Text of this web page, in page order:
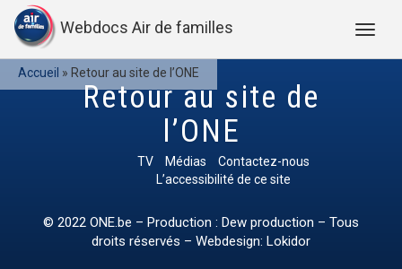
Webdocs Air de familles
Accueil » Retour au site de l’ONE
Retour au site de
l’ONE
TV Médias
Contactez-nous
L’accessibilité de ce site
© 2022 ONE.be – Production : Dew production – Tous
droits réservés – Webdesign: Lokidor